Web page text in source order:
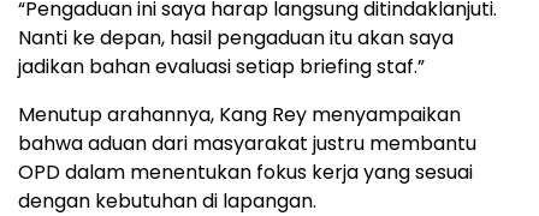
“Pengaduan ini saya harap langsung ditindaklanjuti.
Nanti ke depan, hasil pengaduan itu akan saya
jadikan bahan evaluasi setiap briefing staf.”
Menutup arahannya, Kang Rey menyampaikan
bahwa aduan dari masyarakat justru membantu
OPD dalam menentukan fokus kerja yang sesuai
dengan kebutuhan di lapangan.